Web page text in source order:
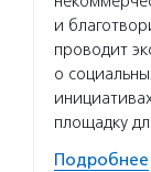
и
проводит
о
площадку
Подробнее